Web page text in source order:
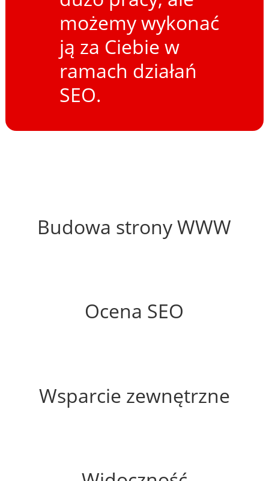
możemy wykonać
ją za Ciebie w
ramach działań
SEO.
Budowa strony WWW
Ocena SEO
Wsparcie zewnętrzne